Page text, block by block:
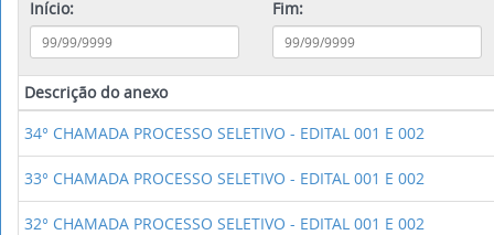
Início: Fim:
Descrição do anexo
34° CHAMADA PROCESSO SELETIVO - EDITAL 001 E 002
33° CHAMADA PROCESSO SELETIVO - EDITAL 001 E 002
32° CHAMADA PROCESSO SELETIVO - EDITAL 001 E 002